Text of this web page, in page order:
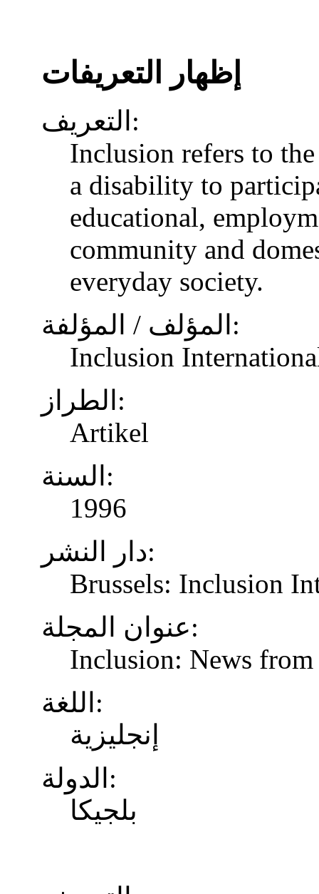
إظهار التعريفات
التعريف:
Inclusion refers to
a disability to
educational,
community and
everyday society.
المؤلف / المؤلفة:
Inclusion
الطراز:
Artikel
السنة:
1996
دار النشر:
Brussels: Inclusion
عنوان المجلة:
Inclusion: News
اللغة:
إنجليزية
الدولة:
بلجيكا